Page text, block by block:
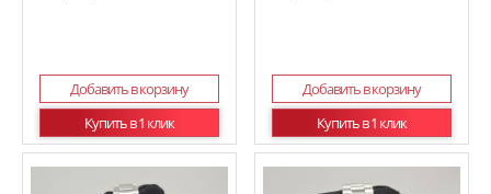
Добавить в корзину
Купить в 1 клик
Добавить в корзину
Купить в 1 клик